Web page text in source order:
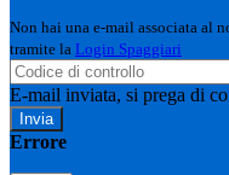
Non hai una e-mail associata al
tramite la Login Spaggiari
E-mail inviata, si prega di
Errore